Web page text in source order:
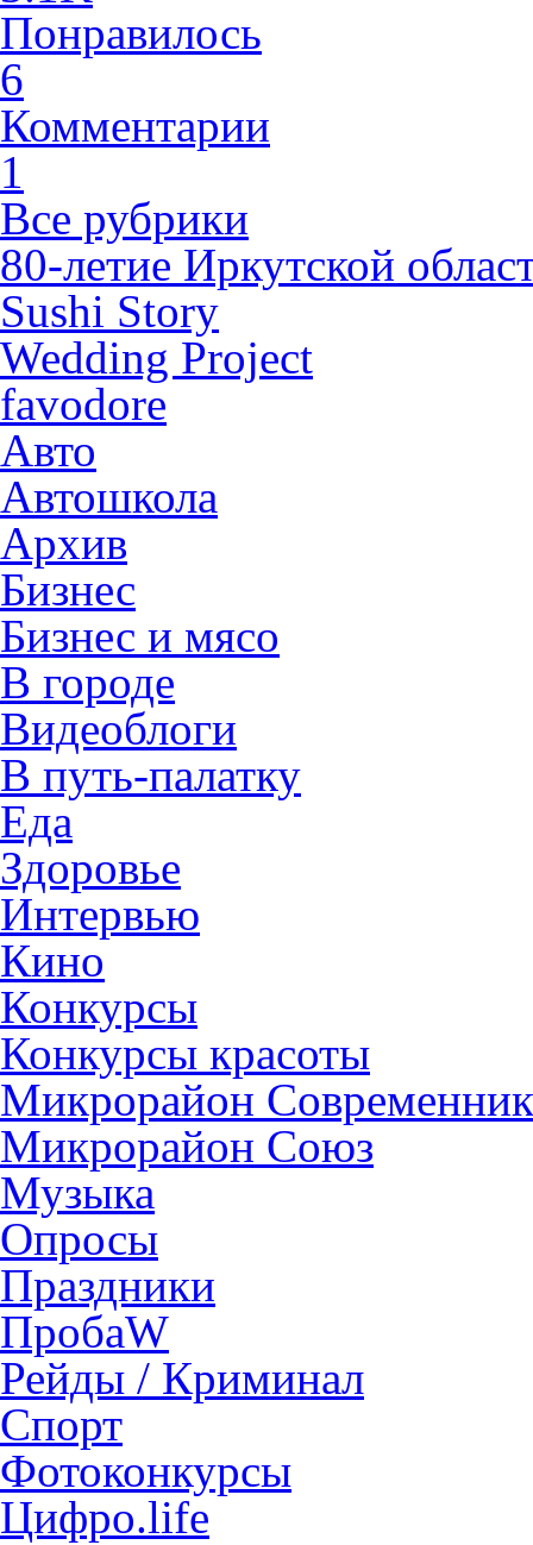
Понравилось
6
Комментарии
1
Все рубрики
80-летие Иркутской
Sushi Story
Wedding Project
favodore
Авто
Автошкола
Архив
Бизнес
Бизнес и мясо
В городе
Видеоблоги
В путь-палатку
Еда
Здоровье
Интервью
Кино
Конкурсы
Конкурсы красоты
Микрорайон Современник
Микрорайон Союз
Музыка
Опросы
Праздники
ПробаW
Рейды / Криминал
Спорт
Фотоконкурсы
Цифро.life